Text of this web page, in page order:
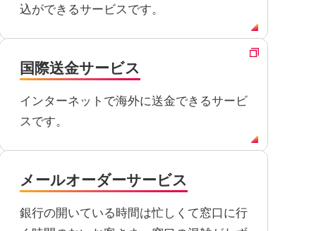
込ができるサービスです。
国際送金サービス
インターネットで海外に送金できるサービ
スです。
メールオーダーサービス
銀行の開いている時間は忙しくて窓口に行